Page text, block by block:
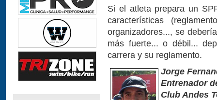
Si el atleta prepara un
características
organizadores..., se
más fuerte... o débil...
carrera y su reglamento.
Jorge
Entrenador
Club Andes